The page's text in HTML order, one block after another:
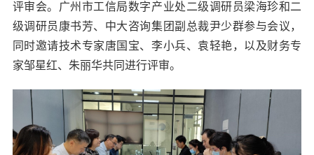
评审会。广州市工信局数字产业处二级调研员梁海珍和二
级调研员康书芳、中大咨询集团副总裁尹少群参与会议，
同时邀请技术专家唐国宝、李小兵、袁轻艳，以及财务专
家邹星红、朱丽华共同进行评审。